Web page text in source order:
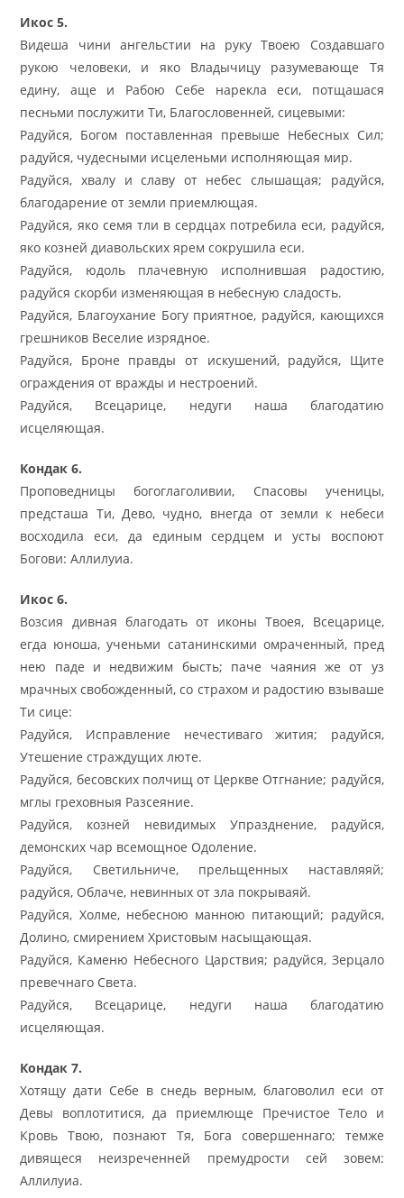
Икос 5.
Видеша чини ангельстии на руку Твоею Создавшаго
рукою человеки, и яко Владычицу разумевающе Тя
едину, аще и Рабою Себе нарекла еси, потщашася
песньми послужити Ти, Благословенней, сицевыми:
Радуйся, Богом поставленная превыше Небесных Сил;
радуйся, чудесными исцеленьми исполняющая мир.
Радуйся, хвалу и славу от небес слышащая; радуйся,
благодарение от земли приемлющая.
Радуйся, яко семя тли в сердцах потребила еси, радуйся,
яко козней диавольских ярем сокрушила еси.
Радуйся, юдоль плачевную исполнившая радостию,
радуйся скорби изменяющая в небесную сладость.
Радуйся, Благоухание Богу приятное, радуйся, кающихся
грешников Веселие изрядное.
Радуйся, Броне правды от искушений, радуйся, Щите
ограждения от вражды и нестроений.
Радуйся, Всецарице, недуги наша благодатию
исцеляющая.
Кондак 6.
Проповедницы богоглаголивии, Спасовы ученицы,
предсташа Ти, Дево, чудно, внегда от земли к небеси
восходила еси, да единым сердцем и усты воспоют
Богови: Аллилуиа.
Икос 6.
Возсия дивная благодать от иконы Твоея, Всецарице,
егда юноша, ученьми сатанинскими омраченный, пред
нею паде и недвижим бысть; паче чаяния же от уз
мрачных свобожденный, со страхом и радостию взываше
Ти сице:
Радуйся, Исправление нечестиваго жития; радуйся,
Утешение страждущих люте.
Радуйся, бесовских полчищ от Церкве Отгнание; радуйся,
мглы греховныя Разсеяние.
Радуйся, козней невидимых Упразднение, радуйся,
демонских чар всемощное Одоление.
Радуйся, Светильниче, прельщенных наставляяй;
радуйся, Облаче, невинных от зла покрываяй.
Радуйся, Холме, небесною манною питающий; радуйся,
Долино, смирением Христовым насыщающая.
Радуйся, Каменю Небесного Царствия; радуйся, Зерцало
превечнаго Света.
Радуйся, Всецарице, недуги наша благодатию
исцеляющая.
Кондак 7.
Хотящу дати Себе в снедь верным, благоволил еси от
Девы воплотитися, да приемлюще Пречистое Тело и
Кровь Твою, познают Тя, Бога совершеннаго; темже
дивящеся неизреченней премудрости сей зовем:
Аллилуиа.